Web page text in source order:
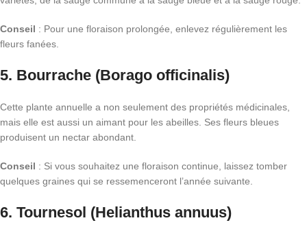
Conseil : Pour une floraison prolongée, enlevez régulièrement les
fleurs fanées.
5. Bourrache (Borago officinalis)
Cette plante annuelle a non seulement des propriétés médicinales,
mais elle est aussi un aimant pour les abeilles. Ses fleurs bleues
produisent un nectar abondant.
Conseil : Si vous souhaitez une floraison continue, laissez tomber
quelques graines qui se ressemenceront l’année suivante.
6. Tournesol (Helianthus annuus)